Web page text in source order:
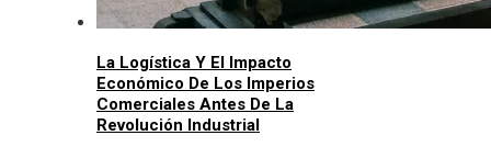
La Logística Y El Impacto
Económico De Los Imperios
Comerciales Antes De La
Revolución Industrial